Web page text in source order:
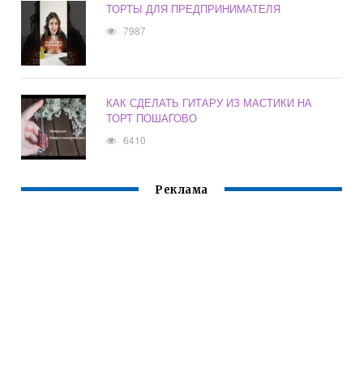
ТОРТЫ ДЛЯ ПРЕДПРИНИМАТЕЛЯ
7987
КАК СДЕЛАТЬ ГИТАРУ ИЗ МАСТИКИ НА
ТОРТ ПОШАГОВО
6410
Реклама